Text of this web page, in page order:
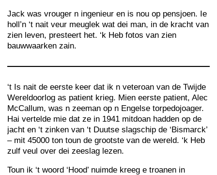
Jack was vrouger n ingenieur en is nou op pensjoen. Ie
holl’n ‘t nait veur meuglek wat dei man, in de kracht van
zien leven, presteert het. ‘k Heb fotos van zien
bauwwaarken zain.
‘t Is nait de eerste keer dat ik n veteroan van de Twijde
Wereldoorlog as patient krieg. Mien eerste patient, Alec
McCallum, was n zeeman op n Engelse torpedojoager.
Hai vertelde mie dat ze in 1941 mitdoan hadden op de
jacht en ‘t zinken van ‘t Duutse slagschip de ‘Bismarck’
– mit 45000 ton toun de grootste van de wereld. ‘k Heb
zulf veul over dei zeeslag lezen.
Toun ik ‘t woord ‘Hood’ nuimde kreeg e troanen in